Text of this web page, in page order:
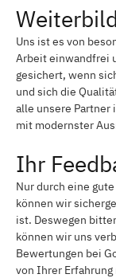
Uns ist es von
Arbeit einwandfrei
gesichert, wenn
und sich die
alle unsere Partner
mit modernster
Ihr
Nur durch eine
können wir
ist. Deswegen
können wir uns
Bewertungen bei
von Ihrer